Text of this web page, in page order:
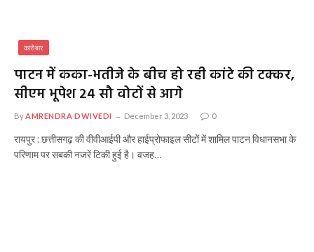
कारोबार
पाटन में कका-भतीजे के बीच हो रही कांटे की टक्कर,
सीएम भूपेश 24 सौ वोटों से आगे
By AMRENDRA DWIVEDI December 3, 2023 0
रायपुर : छत्तीसगढ़ की वीवीआईपी और हाईप्रोफाइल सीटों में शामिल पाटन विधानसभा के
परिणाम पर सबकी नजरें टिकी हुई है। वजह…